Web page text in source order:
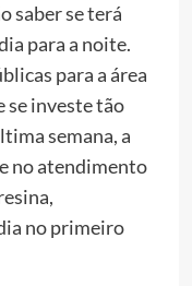
saber se terá
para a noite.
para a área
se investe tão
semana, a
no atendimento
no primeiro